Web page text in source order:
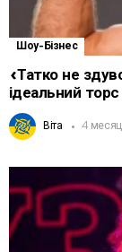
Шоу-Бізнес
«Татко не
ідеальний торс
Віта 4